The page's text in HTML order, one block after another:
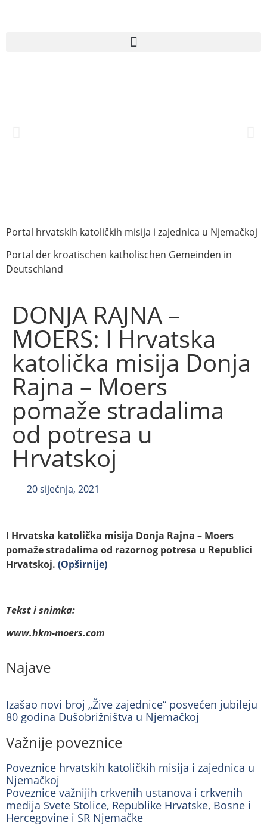
Portal hrvatskih katoličkih misija i zajednica u Njemačkoj
Portal der kroatischen katholischen Gemeinden in
Deutschland
DONJA RAJNA –
MOERS: I Hrvatska
katolička misija Donja
Rajna – Moers
pomaže stradalima
od potresa u
Hrvatskoj
20 siječnja, 2021
I Hrvatska katolička misija Donja Rajna – Moers
pomaže stradalima od razornog potresa u Republici
Hrvatskoj. (Opširnije)
Tekst i snimka:
www.hkm-moers.com
Najave
Izašao novi broj „Žive zajednice“ posvećen jubileju
80 godina Dušobrižništva u Njemačkoj
Važnije poveznice
Poveznice hrvatskih katoličkih misija i zajednica u
Njemačkoj
Poveznice važnijih crkvenih ustanova i crkvenih
medija Svete Stolice, Republike Hrvatske, Bosne i
Hercegovine i SR Njemačke